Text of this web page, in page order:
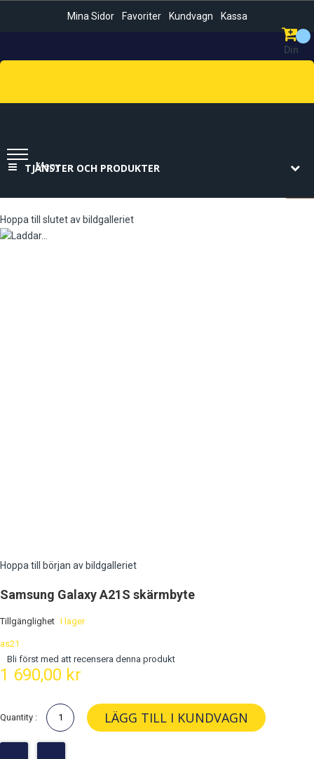
Mina Sidor Favoriter Kundvagn Kassa
Din
Kundvagn
Sök
TJÄNSTER OCH PRODUKTER
Meny
Hoppa till slutet av bildgalleriet
Hoppa till början av bildgalleriet
Samsung Galaxy A21S skärmbyte
Tillgänglighet I lager
as21
Bli först med att recensera denna produkt
1 690,00 kr
Quantity : LÄGG TILL I KUNDVAGN